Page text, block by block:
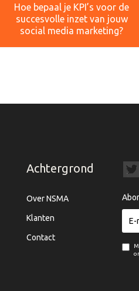
Hoe bepaal je KPI’s voor de
succesvolle inzet van jouw
social media marketing?
Achtergrond
Over NSMA
Klanten
Contact